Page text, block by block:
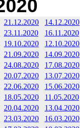
21.12.2020 14.12.2020
23.11.2020 16.11.2020
19.10.2020 12.10.2020
21.09.2020 14.09.2020
24.08.2020 17.08.2020
20.07.2020 13.07.2020
22.06.2020 15.06.2020
18.05.2020 11.05.2020
20.04.2020 13.04.2020
23.03.2020 16.03.2020